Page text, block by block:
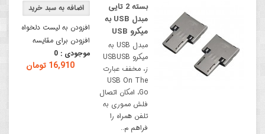
افزودن به لیست دلخواه
افزودن برای مقایسه
موجودی : 0
16,910 تومان
بسته 2 تایی
مبدل USB به
میکرو USB
مبدل USB به
میکرو USBUSB
ز، مخفف عبارت
USB On The
Go، امکان اتصال
فلش مموری به
تلفن همراه را
فراهم م..